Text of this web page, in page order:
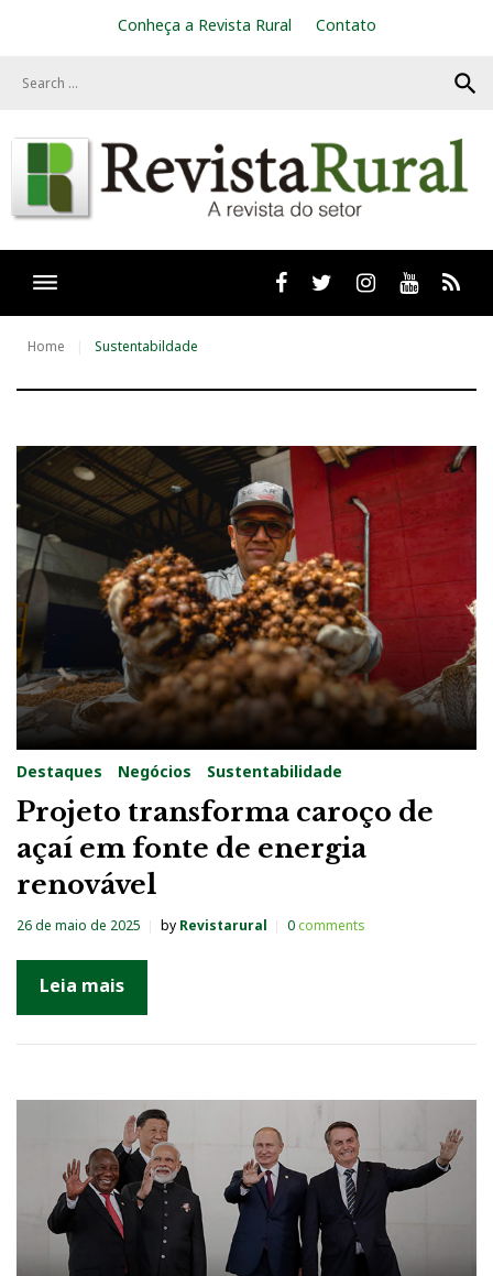
Conheça a Revista Rural Contato
search
Facebooktwitter Instagram
Youtube
Home Sustentabildade
T
g
:
S
u
s
t
e
n
t
a
b
i
l
d
e
Destaques Negócios Sustentabilidade
Projeto transforma caroço de
açaí em fonte de energia
renovável
26 de maio de 2025 by Revistarural 0comments
Leia mais